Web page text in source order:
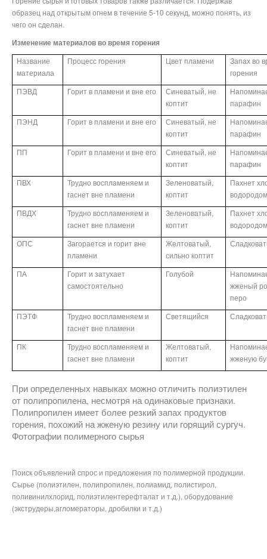
образец над открытым огнем в течение 5-10 секунд, можно понять, из
чего он сделан.
Изменение материалов во время горения
Название
материала
Процесс горения Цвет пламени
Запах во
горения
ПЭВД
Горит в пламени и вне его
Синеватый, не
коптит
парафин
ПЭНД
Горит в пламени и вне его
Синеватый, не
коптит
парафин
ПП
Горит в пламени и вне его
Синеватый, не
коптит
парафин
ПВХ
Трудно воспламеняем и
гаснет вне пламени
Зеленоватый,
коптит
Пахнет
ПВДХ
Трудно воспламеняем и
гаснет вне пламени
Зеленоватый,
коптит
Пахнет
ОПС
Загорается и горит вне
пламени
Желтоватый,
сильно коптит
ПА
Горит и затухает
самостоятельно
Голубой
жженый
перо
ПЭТФ
Трудно воспламеняем и
гаснет вне пламени
Светящийся
ПК
Трудно воспламеняем и
гаснет вне пламени
Желтоватый,
коптит
жженую
При определенных навыках можно отличить полиэтилен
от полипропилена, несмотря на одинаковые признаки.
Полипропилен имеет более резкий запах продуктов
горения, похожий на жженую резину или горящий сургуч.
Фотографии полимерного сырья
Поиск объявлений спрос и предложения по полимерной продукции.
Сырье (полиэтилен, полипропилен, полиамид, полистирол,
поливинилхлорид, полиэтилентерефталат и т.д.), оборудование
(экструдеры,агломераторы, дробилки и т.д.)